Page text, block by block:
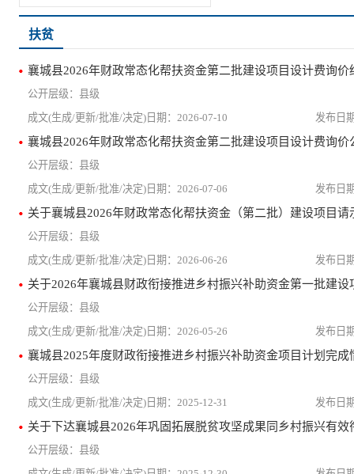
扶贫
襄城县2026年财政常态化帮扶资金第二批建设项目设计费询价
县级
2026-07-10
襄城县2026年财政常态化帮扶资金第二批建设项目设计费询价
县级
2026-07-06
关于襄城县2026年财政常态化帮扶资金（第二批）建设项目请
县级
2026-06-26
关于2026年襄城县财政衔接推进乡村振兴补助资金第一批建设
县级
2026-05-26
襄城县2025年度财政衔接推进乡村振兴补助资金项目计划完成
县级
2025-12-31
县级